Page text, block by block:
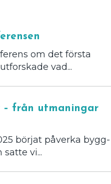
om det första
vad...
– från utmaningar
börjat påverka bygg-
vi...